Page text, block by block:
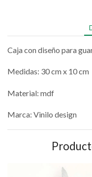
Caja con diseño para
Medidas: 30 cm x 10 cm
Material: mdf
Marca: Vinilo design